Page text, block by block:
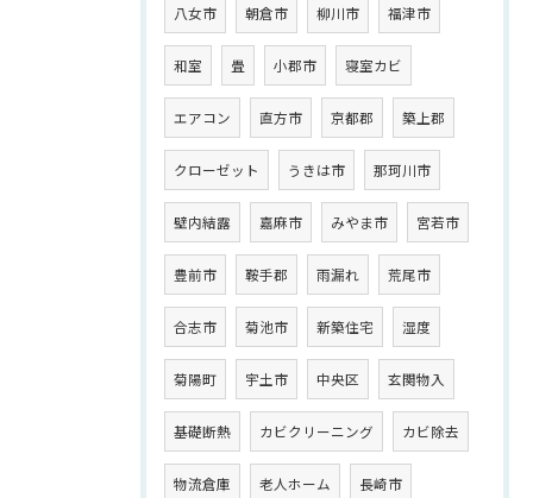
八女市 朝倉市 柳川市 福津市
和室 畳 小郡市 寝室カビ
エアコン 直方市 京都郡 築上郡
クローゼット うきは市 那珂川市
壁内結露 嘉麻市 みやま市 宮若市
豊前市 鞍手郡 雨漏れ 荒尾市
合志市 菊池市 新築住宅 湿度
菊陽町 宇土市 中央区 玄関物入
基礎断熱 カビクリーニング カビ除去
物流倉庫 老人ホーム 長崎市